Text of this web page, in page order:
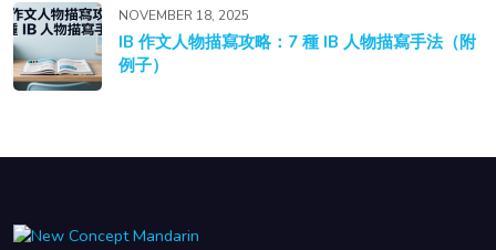
NOVEMBER 18, 2025
IB 作文人物描寫攻略：7 種 IB 人物描寫手法（附
例子）